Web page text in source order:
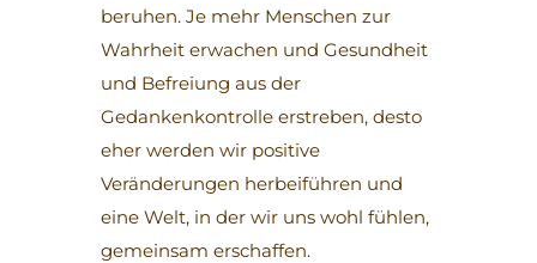
beruhen. Je mehr Menschen zur
Wahrheit erwachen und Gesundheit
und Befreiung aus der
Gedankenkontrolle erstreben, desto
eher werden wir positive
Veränderungen herbeiführen und
eine Welt, in der wir uns wohl fühlen,
gemeinsam erschaffen.